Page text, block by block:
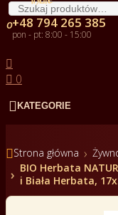
+48 794 265 385
pon - pt: 8:00 - 15:00

 0
 KATEGORIE
Strona główna
BIO Herbata
i Biała Herbata,